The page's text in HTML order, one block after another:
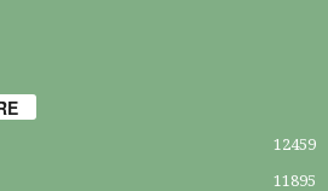
12459
11895